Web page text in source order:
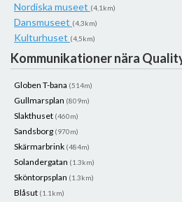
Nordiska museet (4,1km)
Dansmuseet (4,3km)
Kulturhuset (4,5km)
Kommunikationer nära
Globen T-bana (514m)
Gullmarsplan (809m)
Slakthuset (460m)
Sandsborg (970m)
Skärmarbrink (484m)
Solandergatan (1.3km)
Sköntorpsplan (1.3km)
Blåsut (1.1km)